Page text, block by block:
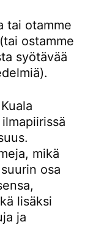
tai otamme
ostamme
syötävää
mikä
osa
lisäksi
ja